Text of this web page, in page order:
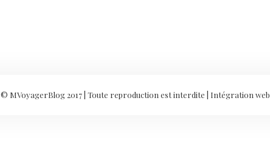
© MVoyagerBlog 2017 | Toute reproduction est interdite | Intégration web